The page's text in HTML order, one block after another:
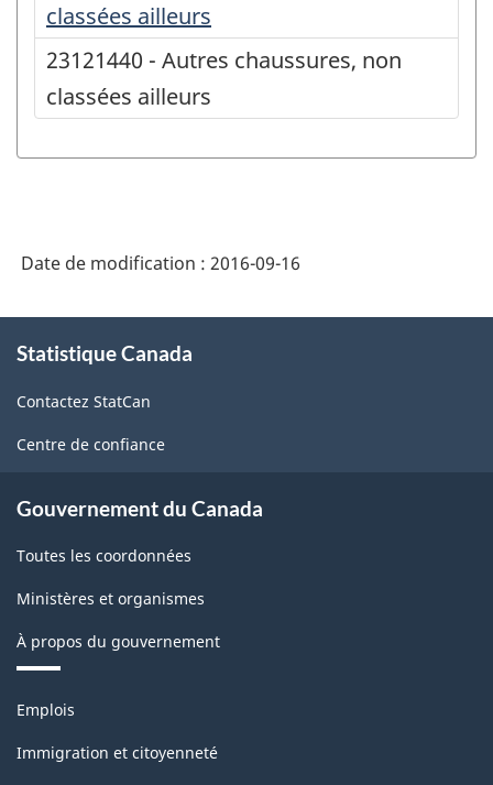
classées ailleurs
23121440 - Autres chaussures, non
classées ailleurs
Date de modification : 2016-09-16
propos
ce
site
Statistique Canada
Contactez StatCan
Centre de confiance
Gouvernement du Canada
Toutes les coordonnées
Ministères et organismes
À propos du gouvernement
Thèmes
sujets
Emplois
Immigration et citoyenneté